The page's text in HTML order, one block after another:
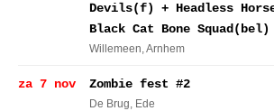
Devils(f) + Headless
Black Cat Bone Squad(bel)
Willemeen, Arnhem
za 7 nov Zombie fest #2
De Brug, Ede